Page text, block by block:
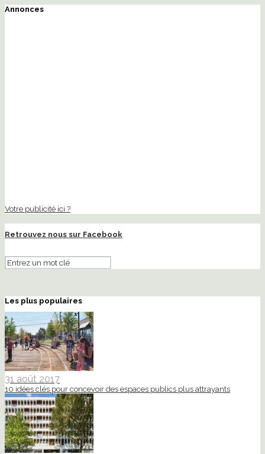
Annonces
Votre publicité ici ?
Retrouvez nous sur Facebook
Les plus populaires
31 août 2017
10 idées clés pour concevoir des espaces publics plus attrayants